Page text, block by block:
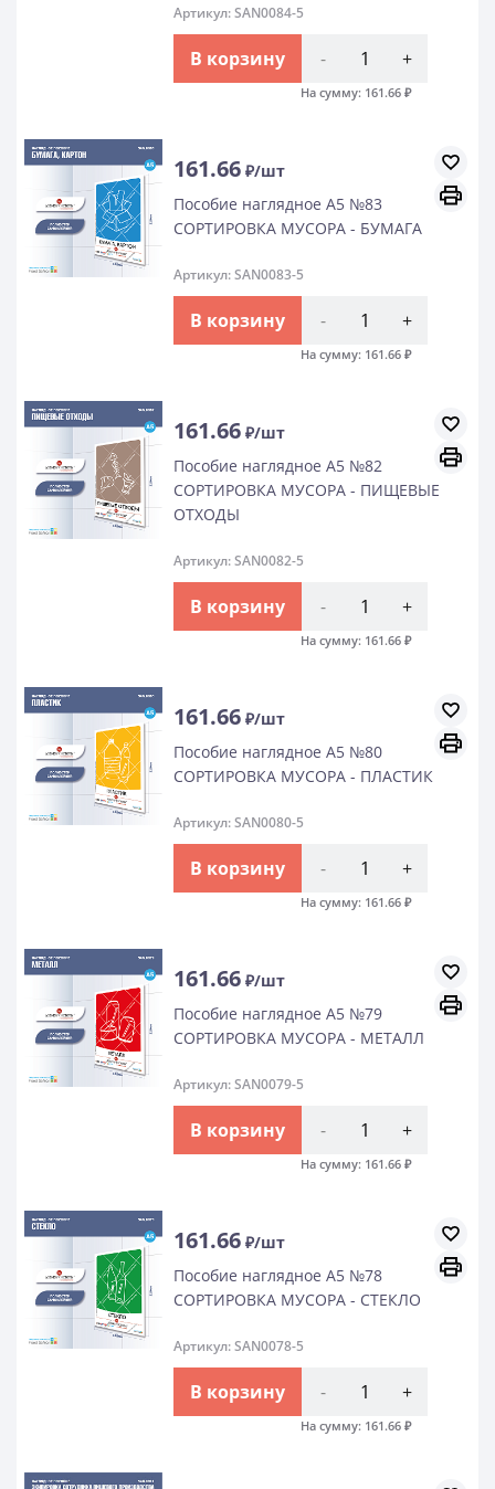
Артикул: SAN0084-5
В корзину - +
На сумму: 161.66 ₽
161.66 ₽/шт
Пособие наглядное А5 №83
СОРТИРОВКА МУСОРА - БУМАГА
Артикул: SAN0083-5
В корзину - +
На сумму: 161.66 ₽
161.66 ₽/шт
Пособие наглядное А5 №82
СОРТИРОВКА МУСОРА - ПИЩЕВЫЕ
ОТХОДЫ
Артикул: SAN0082-5
В корзину - +
На сумму: 161.66 ₽
161.66 ₽/шт
Пособие наглядное А5 №80
СОРТИРОВКА МУСОРА - ПЛАСТИК
Артикул: SAN0080-5
В корзину - +
На сумму: 161.66 ₽
161.66 ₽/шт
Пособие наглядное А5 №79
СОРТИРОВКА МУСОРА - МЕТАЛЛ
Артикул: SAN0079-5
В корзину - +
На сумму: 161.66 ₽
161.66 ₽/шт
Пособие наглядное А5 №78
СОРТИРОВКА МУСОРА - СТЕКЛО
Артикул: SAN0078-5
В корзину - +
На сумму: 161.66 ₽